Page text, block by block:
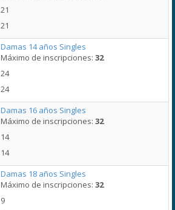
21
21
Damas 14 años Singles
Máximo de inscripciones:32
24
24
Damas 16 años Singles
Máximo de inscripciones:32
14
14
Damas 18 años Singles
Máximo de inscripciones:32
9